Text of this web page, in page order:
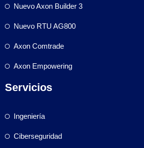
Nuevo Axon Builder 3
Nuevo RTU AG800
Axon Comtrade
Axon Empowering
Servicios
Ingeniería
Ciberseguridad